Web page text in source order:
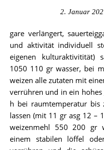
2. Januar
gare verlängert, sauerteiggare verkürzt – je nach menge
und aktivität individuell
eigenen kulturaktivitität)
1050 110 gr wasser, bei
weizen alle zutaten mit
verrühren und in ein hohes
h bei raumtemperatur bis
lassen (mit 11 gr asg 12 –
weizenmehl 550 200 gr
einem stabilen löffel